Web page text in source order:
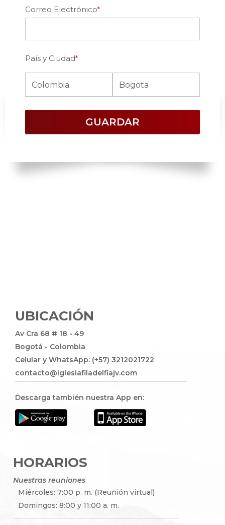
Correo Electrónico
País y Ciudad
Paises
Paises
UBICACIÓN
Av Cra 68 # 18 - 49
Bogotá - Colombia
Celular y WhatsApp: (+57) 3212021722
contacto@iglesiafiladelfiajv.com
Descarga también nuestra App en:
HORARIOS
Nuestras reuniones
Miércoles: 7:00 p. m. (Reunión virtual)
Domingos: 8:00 y 11:00 a. m.